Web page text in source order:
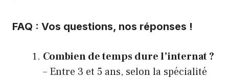
FAQ : Vos questions, nos réponses !
Combien de temps dure l’internat ?
– Entre 3 et 5 ans, selon la spécialité